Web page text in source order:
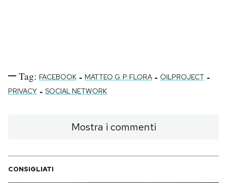
Tag: FACEBOOK - MATTEO G. P. FLORA - OILPROJECT -
PRIVACY - SOCIAL NETWORK
Mostra i commenti
CONSIGLIATI